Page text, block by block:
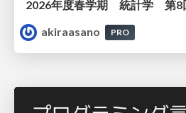
akiraasano
PRO